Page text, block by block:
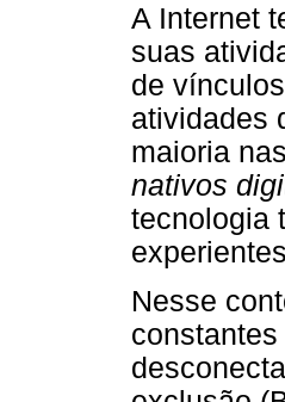
A Internet
suas
de
atividades
maioria
nativos
tecnologia
Nesse